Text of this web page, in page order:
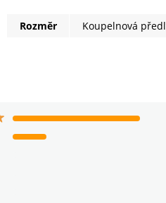
Rozměr Koupelnová